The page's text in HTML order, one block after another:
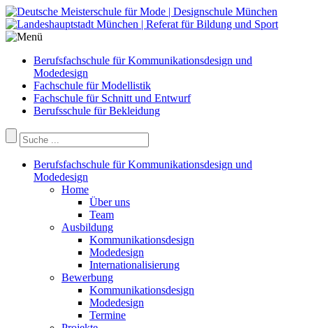
Berufsfachschule für Kommunikationsdesign und
Modedesign
Fachschule für Modellistik
Fachschule für Schnitt und Entwurf
Berufsschule für Bekleidung
Berufsfachschule für Kommunikationsdesign und
Modedesign
Home
Über uns
Team
Ausbildung
Kommunikationsdesign
Modedesign
Internationalisierung
Bewerbung
Kommunikationsdesign
Modedesign
Termine